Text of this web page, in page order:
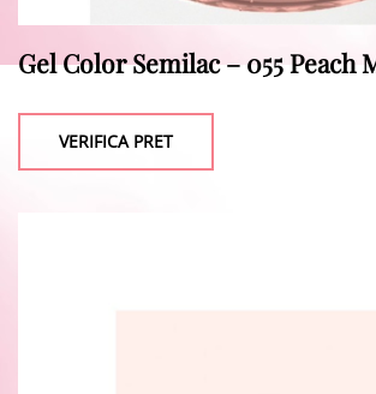
Gel Color Semilac – 055 Peach
VERIFICA PRET